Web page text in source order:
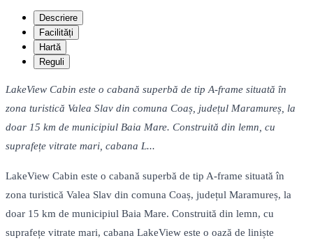
Descriere
Facilități
Hartă
Reguli
LakeView Cabin este o cabană superbă de tip A-frame situată în
zona turistică Valea Slav din comuna Coaș, județul Maramureș, la
doar 15 km de municipiul Baia Mare. Construită din lemn, cu
suprafețe vitrate mari, cabana L...
LakeView Cabin este o cabană superbă de tip A-frame situată în
zona turistică Valea Slav din comuna Coaș, județul Maramureș, la
doar 15 km de municipiul Baia Mare. Construită din lemn, cu
suprafețe vitrate mari, cabana LakeView este o oază de liniște